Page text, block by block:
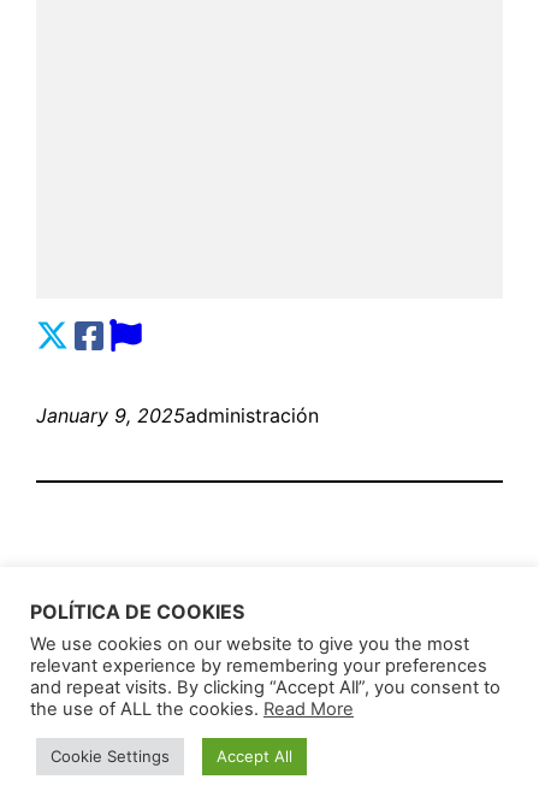
January 9, 2025administración
AnunciosLatinProudly powered byWordPress
POLÍTICA DE COOKIES
We use cookies on our website to give you the most
relevant experience by remembering your preferences
and repeat visits. By clicking “Accept All”, you consent to
the use of ALL the cookies. Read More
Cookie Settings Accept All